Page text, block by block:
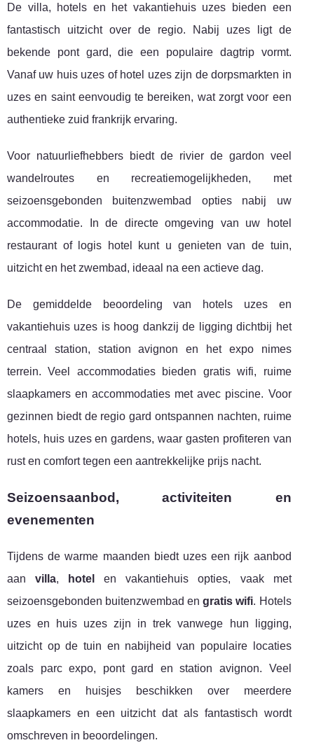
De villa, hotels en het vakantiehuis uzes bieden een
fantastisch uitzicht over de regio. Nabij uzes ligt de
bekende pont gard, die een populaire dagtrip vormt.
Vanaf uw huis uzes of hotel uzes zijn de dorpsmarkten in
uzes en saint eenvoudig te bereiken, wat zorgt voor een
authentieke zuid frankrijk ervaring.
Voor natuurliefhebbers biedt de rivier de gardon veel
wandelroutes en recreatiemogelijkheden, met
seizoensgebonden buitenzwembad opties nabij uw
accommodatie. In de directe omgeving van uw hotel
restaurant of logis hotel kunt u genieten van de tuin,
uitzicht en het zwembad, ideaal na een actieve dag.
De gemiddelde beoordeling van hotels uzes en
vakantiehuis uzes is hoog dankzij de ligging dichtbij het
centraal station, station avignon en het expo nimes
terrein. Veel accommodaties bieden gratis wifi, ruime
slaapkamers en accommodaties met avec piscine. Voor
gezinnen biedt de regio gard ontspannen nachten, ruime
hotels, huis uzes en gardens, waar gasten profiteren van
rust en comfort tegen een aantrekkelijke prijs nacht.
Seizoensaanbod, activiteiten en
evenementen
Tijdens de warme maanden biedt uzes een rijk aanbod
aanvilla, hotel
en vakantiehuis opties, vaak met
seizoensgebonden buitenzwembad engratis wifi. Hotels
uzes en huis uzes zijn in trek vanwege hun ligging,
uitzicht op de tuin en nabijheid van populaire locaties
zoals parc expo, pont gard en station avignon. Veel
kamers en huisjes beschikken over meerdere
slaapkamers en een uitzicht dat als fantastisch wordt
omschreven in beoordelingen.